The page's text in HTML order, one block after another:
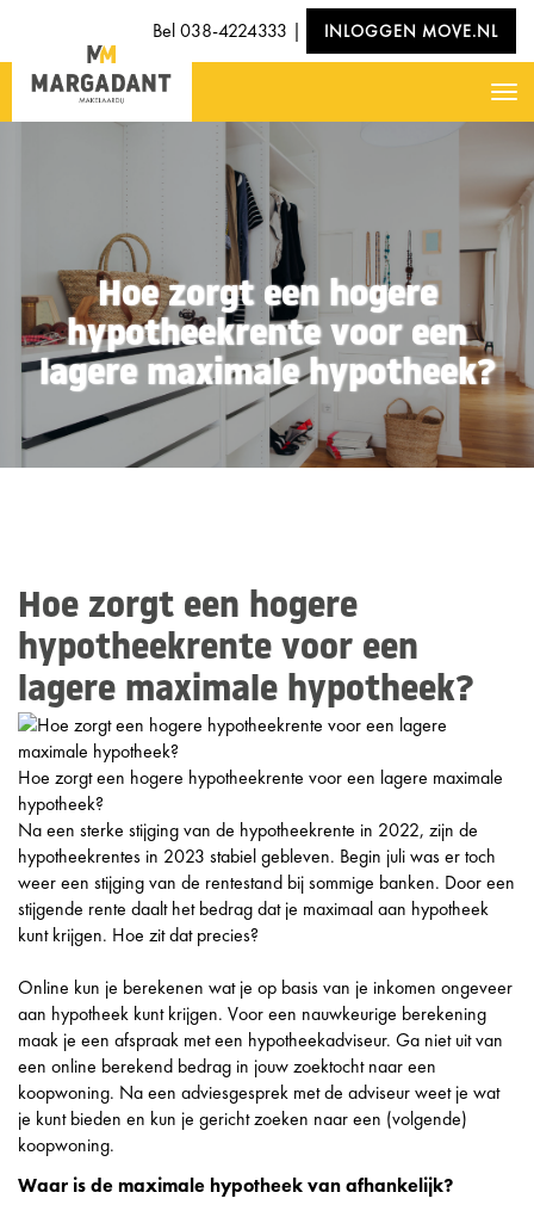
Bel038-4224333 | INLOGGEN MOVE.NL
Hoe zorgt een hogere
hypotheekrente voor een
lagere maximale hypotheek?
Hoe zorgt een hogere
hypotheekrente voor een
lagere maximale hypotheek?
Hoe zorgt een hogere hypotheekrente voor een lagere maximale
hypotheek?
Na een sterke stijging van de hypotheekrente in 2022, zijn de
hypotheekrentes in 2023 stabiel gebleven. Begin juli was er toch
weer een stijging van de rentestand bij sommige banken. Door een
stijgende rente daalt het bedrag dat je maximaal aan hypotheek
kunt krijgen. Hoe zit dat precies?
Online kun je berekenen wat je op basis van je inkomen ongeveer
aan hypotheek kunt krijgen. Voor een nauwkeurige berekening
maak je een afspraak met een hypotheekadviseur. Ga niet uit van
een online berekend bedrag in jouw zoektocht naar een
koopwoning. Na een adviesgesprek met de adviseur weet je wat
je kunt bieden en kun je gericht zoeken naar een (volgende)
koopwoning.
Waar is de maximale hypotheek van afhankelijk?